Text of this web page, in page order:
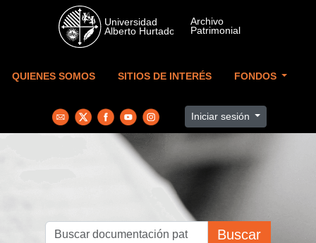
Skip to main content
QUIENES SOMOS SITIOS DE INTERÉS FONDOS
Iniciar sesión
Buscar